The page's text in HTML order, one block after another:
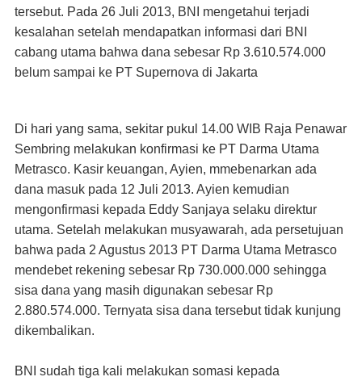
tersebut. Pada 26 Juli 2013, BNI mengetahui terjadi
kesalahan setelah mendapatkan informasi dari BNI
cabang utama bahwa dana sebesar Rp 3.610.574.000
belum sampai ke PT Supernova di Jakarta
Di hari yang sama, sekitar pukul 14.00 WIB Raja Penawar
Sembring melakukan konfirmasi ke PT Darma Utama
Metrasco. Kasir keuangan, Ayien, mmebenarkan ada
dana masuk pada 12 Juli 2013. Ayien kemudian
mengonfirmasi kepada Eddy Sanjaya selaku direktur
utama. Setelah melakukan musyawarah, ada persetujuan
bahwa pada 2 Agustus 2013 PT Darma Utama Metrasco
mendebet rekening sebesar Rp 730.000.000 sehingga
sisa dana yang masih digunakan sebesar Rp
2.880.574.000. Ternyata sisa dana tersebut tidak kunjung
dikembalikan.
BNI sudah tiga kali melakukan somasi kepada